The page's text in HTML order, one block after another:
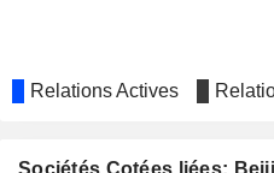
Relations Actives
Sociétés Cotées liées: